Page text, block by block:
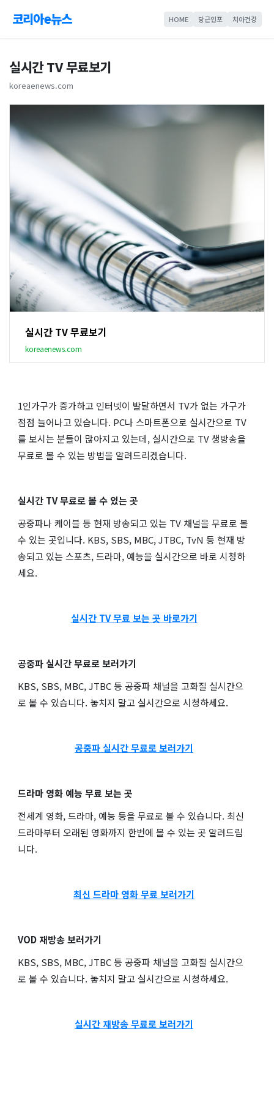
코리아e뉴스 HOME 당근인포 치아건강
실시간 TV 무료보기
koreaenews.com
실시간 TV 무료보기
koreaenews.com
1인가구가 증가하고 인터넷이 발달하면서 TV가 없는 가구가
점점 늘어나고 있습니다. PC나 스마트폰으로 실시간으로 TV
를 보시는 분들이 많아지고 있는데, 실시간으로 TV 생방송을
무료로 볼 수 있는 방법을 알려드리겠습니다.
실시간 TV 무료로 볼 수 있는 곳
공중파나 케이블 등 현재 방송되고 있는 TV 채널을 무료로 볼
수 있는 곳입니다. KBS, SBS, MBC, JTBC, TvN 등 현재 방
송되고 있는 스포츠, 드라마, 예능을 실시간으로 바로 시청하
세요.
실시간 TV 무료 보는 곳 바로가기
공중파 실시간 무료로 보러가기
KBS, SBS, MBC, JTBC 등 공중파 채널을 고화질 실시간으
로 볼 수 있습니다. 놓치지 말고 실시간으로 시청하세요.
공중파 실시간 무료로 보러가기
드라마 영화 예능 무료 보는 곳
전세계 영화, 드라마, 예능 등을 무료로 볼 수 있습니다. 최신
드라마부터 오래된 영화까지 한번에 볼 수 있는 곳 알려드립
니다.
최신 드라마 영화 무료 보러가기
VOD 재방송 보러가기
KBS, SBS, MBC, JTBC 등 공중파 채널을 고화질 실시간으
로 볼 수 있습니다. 놓치지 말고 실시간으로 시청하세요.
실시간 재방송 무료로 보러가기